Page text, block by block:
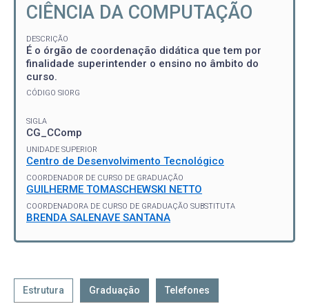
CIÊNCIA DA COMPUTAÇÃO
DESCRIÇÃO
É o órgão de coordenação didática que tem por
finalidade superintender o ensino no âmbito do
curso.
CÓDIGO SIORG
SIGLA
CG_CComp
UNIDADE SUPERIOR
Centro de Desenvolvimento Tecnológico
COORDENADOR DE CURSO DE GRADUAÇÃO
GUILHERME TOMASCHEWSKI NETTO
COORDENADORA DE CURSO DE GRADUAÇÃO SUBSTITUTA
BRENDA SALENAVE SANTANA
Estrutura Graduação Telefones